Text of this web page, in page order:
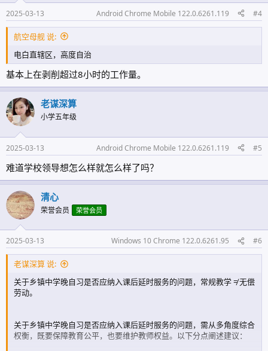
2025-03-13 Android Chrome Mobile 122.0.6261.119 #4
航空母舰 说:
电白直辖区，高度自治
基本上在剥削超过8小时的工作量。
老谋深算
小学五年级
2025-03-13 Android Chrome Mobile 122.0.6261.119 #5
难道学校领导想怎么样就怎么样了吗？
清心
荣誉会员 荣誉会员
2025-03-13 Windows 10 Chrome 122.0.6261.95 #6
老谋深算 说:
关于乡镇中学晚自习是否应纳入课后延时服务的问题，常规教学 ≠ 无偿
劳动。
关于乡镇中学晚自习是否应纳入课后延时服务的问题，需从多角度综合
权衡，既要保障教育公平，也要维护教师权益。以下分点阐述建议：